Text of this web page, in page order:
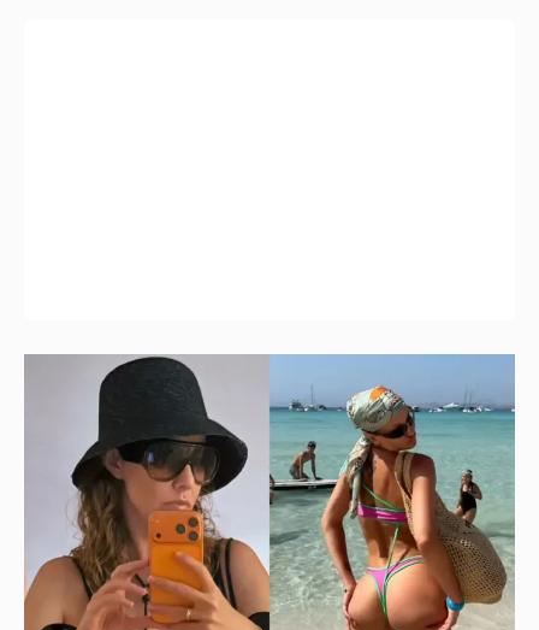
Где и как отдыхают Ксения Собчак с
сыном, Тина Канделаки, Рената Литвинова
и экс-возлюбленные олигархов
1